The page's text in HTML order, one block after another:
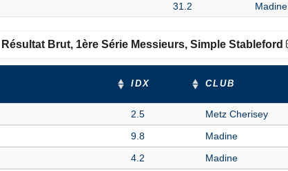
31.2 Madine
Résultat Brut, 1ère Série Messieurs, Simple Stableford
IDX CLUB
2.5 Metz Cherisey
9.8 Madine
4.2 Madine